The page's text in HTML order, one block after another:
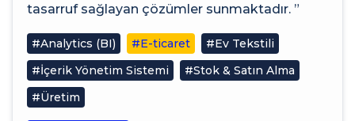
tasarruf sağlayan çözümler sunmaktadır. ”
#Analytics (BI) #E-ticaret
#Ev Tekstili
#İçerik Yönetim Sistemi
#Stok & Satın Alma
#Üretim